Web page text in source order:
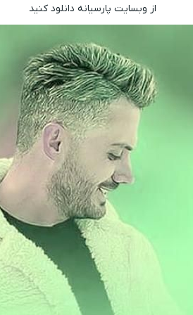
از وبسایت پارسیانه دانلود کنید